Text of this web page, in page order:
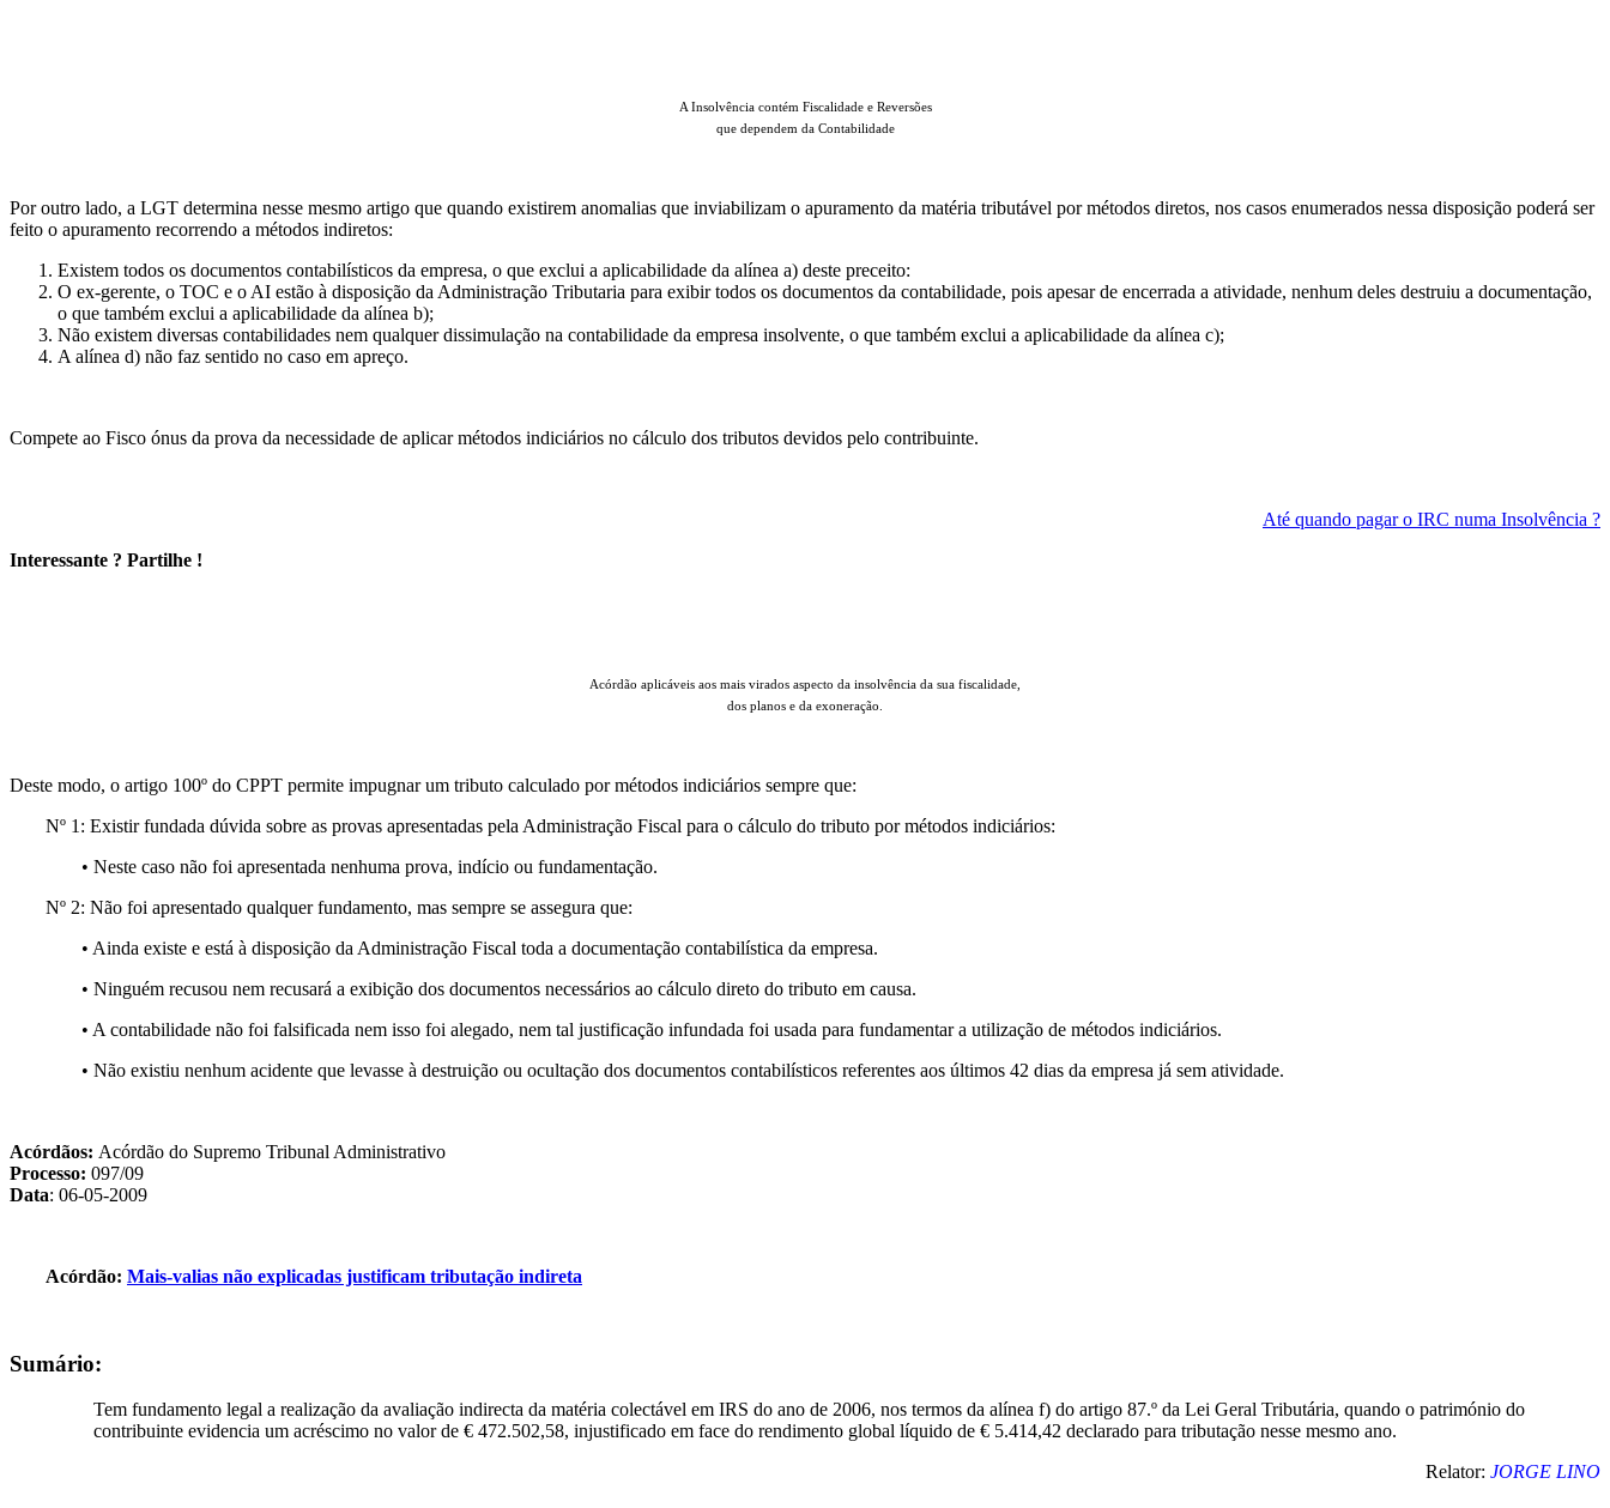
A Insolvência contém Fiscalidade e Reversões
que dependem da Contabilidade
Por outro lado, a LGT determina nesse mesmo artigo que quando existirem anomalias que inviabilizam o apuramento da matéria tributável por métodos diretos, nos casos enumerados nessa disposição poderá ser
feito o apuramento recorrendo a métodos indiretos:
Existem todos os documentos contabilísticos da empresa, o que exclui a aplicabilidade da alínea a) deste preceito:
O ex-gerente, o TOC e o AI estão à disposição da Administração Tributaria para exibir todos os documentos da contabilidade, pois apesar de encerrada a atividade, nenhum deles destruiu a documentação,
o que também exclui a aplicabilidade da alínea b);
Não existem diversas contabilidades nem qualquer dissimulação na contabilidade da empresa insolvente, o que também exclui a aplicabilidade da alínea c);
A alínea d) não faz sentido no caso em apreço.
Compete ao Fisco ónus da prova da necessidade de aplicar métodos indiciários no cálculo dos tributos devidos pelo contribuinte.
Até quando pagar o IRC numa Insolvência ?
Interessante ? Partilhe !
Acórdão aplicáveis aos mais virados aspecto da insolvência da sua fiscalidade,
dos planos e da exoneração.
Deste modo, o artigo 100º do CPPT permite impugnar um tributo calculado por métodos indiciários sempre que:
Nº 1: Existir fundada dúvida sobre as provas apresentadas pela Administração Fiscal para o cálculo do tributo por métodos indiciários:
• Neste caso não foi apresentada nenhuma prova, indício ou fundamentação.
Nº 2: Não foi apresentado qualquer fundamento, mas sempre se assegura que:
• Ainda existe e está à disposição da Administração Fiscal toda a documentação contabilística da empresa.
• Ninguém recusou nem recusará a exibição dos documentos necessários ao cálculo direto do tributo em causa.
• A contabilidade não foi falsificada nem isso foi alegado, nem tal justificação infundada foi usada para fundamentar a utilização de métodos indiciários.
• Não existiu nenhum acidente que levasse à destruição ou ocultação dos documentos contabilísticos referentes aos últimos 42 dias da empresa já sem atividade.
Acórdãos: Acórdão do Supremo Tribunal Administrativo
Processo: 097/09
Data: 06-05-2009
Acórdão: Mais-valias não explicadas justificam tributação indireta
Sumário:
Tem fundamento legal a realização da avaliação indirecta da matéria colectável em IRS do ano de 2006, nos termos da alínea f) do artigo 87.º da Lei Geral Tributária, quando o património do
contribuinte evidencia um acréscimo no valor de € 472.502,58, injustificado em face do rendimento global líquido de € 5.414,42 declarado para tributação nesse mesmo ano.
Relator: JORGE LINO